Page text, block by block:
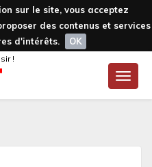
sur le site, vous acceptez
des contenus et services
d'intérêts.
OK
Toggle
!